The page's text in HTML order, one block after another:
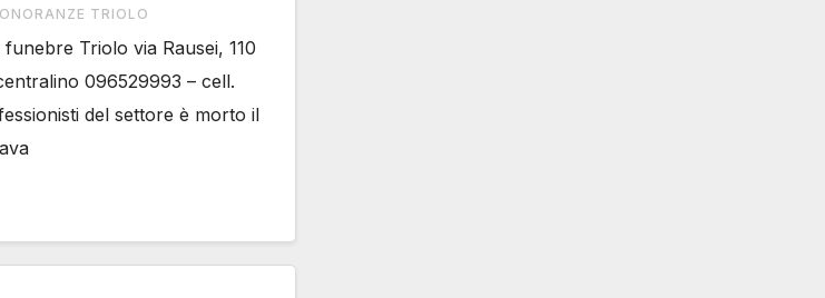
TRIOLO
Triolo via Rausei, 110
096529993 – cell.
del settore è morto il